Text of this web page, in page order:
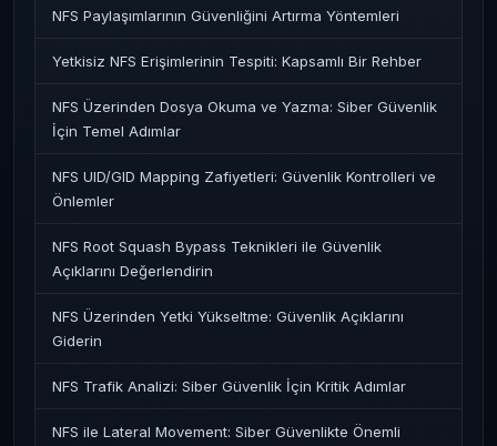
NFS Paylaşımlarının Güvenliğini Artırma Yöntemleri
Yetkisiz NFS Erişimlerinin Tespiti: Kapsamlı Bir Rehber
NFS Üzerinden Dosya Okuma ve Yazma: Siber Güvenlik
İçin Temel Adımlar
NFS UID/GID Mapping Zafiyetleri: Güvenlik Kontrolleri ve
Önlemler
NFS Root Squash Bypass Teknikleri ile Güvenlik
Açıklarını Değerlendirin
NFS Üzerinden Yetki Yükseltme: Güvenlik Açıklarını
Giderin
NFS Trafik Analizi: Siber Güvenlik İçin Kritik Adımlar
NFS ile Lateral Movement: Siber Güvenlikte Önemli